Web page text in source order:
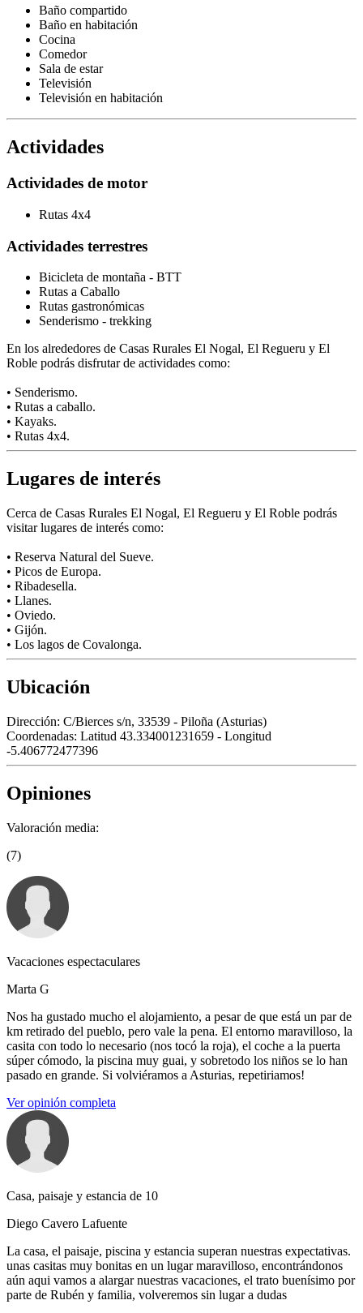
Baño compartido
Baño en habitación
Cocina
Comedor
Sala de estar
Televisión
Televisión en habitación
Actividades
Actividades de motor
Rutas 4x4
Actividades terrestres
Bicicleta de montaña - BTT
Rutas a Caballo
Rutas gastronómicas
Senderismo - trekking
En los alrededores de Casas Rurales El Nogal, El Regueru y El
Roble podrás disfrutar de actividades como:
• Senderismo.
• Rutas a caballo.
• Kayaks.
• Rutas 4x4.
Lugares de interés
Cerca de Casas Rurales El Nogal, El Regueru y El Roble podrás
visitar lugares de interés como:
• Reserva Natural del Sueve.
• Picos de Europa.
• Ribadesella.
• Llanes.
• Oviedo.
• Gijón.
• Los lagos de Covalonga.
Ubicación
Dirección: C/Bierces s/n, 33539 - Piloña (Asturias)
Coordenadas: Latitud 43.334001231659 - Longitud
-5.406772477396
Opiniones
Valoración media:
(7)
Vacaciones espectaculares
Marta G
Nos ha gustado mucho el alojamiento, a pesar de que está un par de
km retirado del pueblo, pero vale la pena. El entorno maravilloso, la
casita con todo lo necesario (nos tocó la roja), el coche a la puerta
súper cómodo, la piscina muy guai, y sobretodo los niños se lo han
pasado en grande. Si volviéramos a Asturias, repetiriamos!
Ver opinión completa
Casa, paisaje y estancia de 10
Diego Cavero Lafuente
La casa, el paisaje, piscina y estancia superan nuestras expectativas.
unas casitas muy bonitas en un lugar maravilloso, encontrándonos
aún aqui vamos a alargar nuestras vacaciones, el trato buenísimo por
parte de Rubén y familia, volveremos sin lugar a dudas